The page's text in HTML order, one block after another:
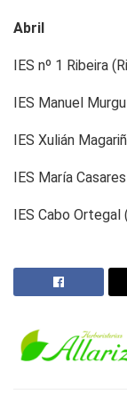
Abril
IES nº 1 Ribeira
IES Manuel
IES Xulián
IES María
IES Cabo Ortegal